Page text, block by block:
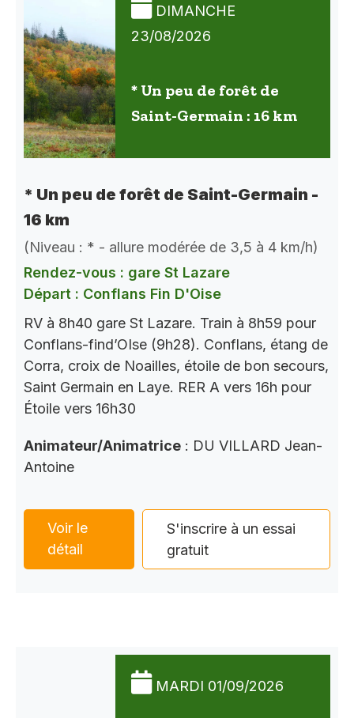
DIMANCHE
23/08/2026
* Un peu de forêt de
Saint-Germain : 16 km
* Un peu de forêt de Saint-Germain -
16 km
(Niveau : * - allure modérée de 3,5 à 4 km/h)
Rendez-vous : gare St Lazare
Départ : Conflans Fin D'Oise
RV à 8h40 gare St Lazare. Train à 8h59 pour
Conflans-find’OIse (9h28). Conflans, étang de
Corra, croix de Noailles, étoile de bon secours,
Saint Germain en Laye. RER A vers 16h pour
Étoile vers 16h30
Animateur/Animatrice : DU VILLARD Jean-
Antoine
Voir le
détail
S'inscrire à un essai
gratuit
MARDI 01/09/2026